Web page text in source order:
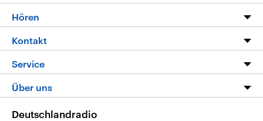
Programm
Die Nachrichten
Nachrichtenleicht
Neue Beiträge auf dlf.de
Hören
Livestream
Podcasts
Deutschlandfunk App
Nachrichten App
Kontakt
Hörerservice
Service
FAQ
Über uns
Deutschlandradio